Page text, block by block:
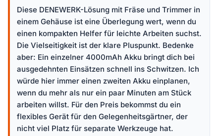
Diese DENEWERK-Lösung mit Fräse und Trimmer in
einem Gehäuse ist eine Überlegung wert, wenn du
einen kompakten Helfer für leichte Arbeiten suchst.
Die Vielseitigkeit ist der klare Pluspunkt. Bedenke
aber: Ein einzelner 4000mAh Akku bringt dich bei
ausgedehnten Einsätzen schnell ins Schwitzen. Ich
würde hier immer einen zweiten Akku einplanen,
wenn du mehr als nur ein paar Minuten am Stück
arbeiten willst. Für den Preis bekommst du ein
flexibles Gerät für den Gelegenheitsgärtner, der
nicht viel Platz für separate Werkzeuge hat.